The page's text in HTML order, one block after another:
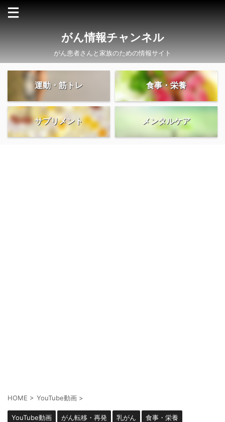
がん情報チャンネル
がん患者さんと家族のための情報サイト
運動・筋トレ 食事・栄養
サプリメント メンタルケア
HOME > YouTube動画 >
YouTube動画 がん転移・再発 乳がん 食事・栄養